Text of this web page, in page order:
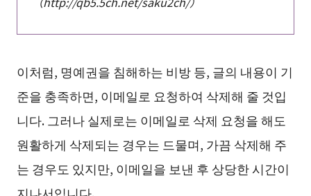
이처럼, 명예권을 침해하는 비방 등, 글의 내용이 기
준을 충족하면, 이메일로 요청하여 삭제해 줄 것입
니다. 그러나 실제로는 이메일로 삭제 요청을 해도
원활하게 삭제되는 경우는 드물며, 가끔 삭제해 주
는 경우도 있지만, 이메일을 보낸 후 상당한 시간이
지나서입니다.